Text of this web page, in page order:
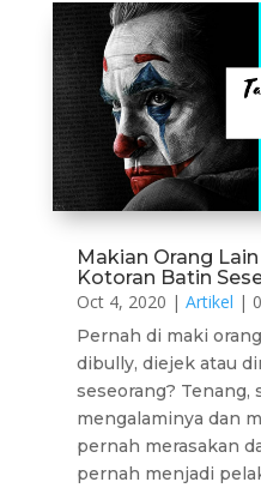
Makian Orang
Kotoran Batin
Oct 4, 2020 | Artikel |
Pernah di maki
dibully, diejek atau
seseorang? Tenang,
mengalaminya dan
pernah merasakan
pernah menjadi